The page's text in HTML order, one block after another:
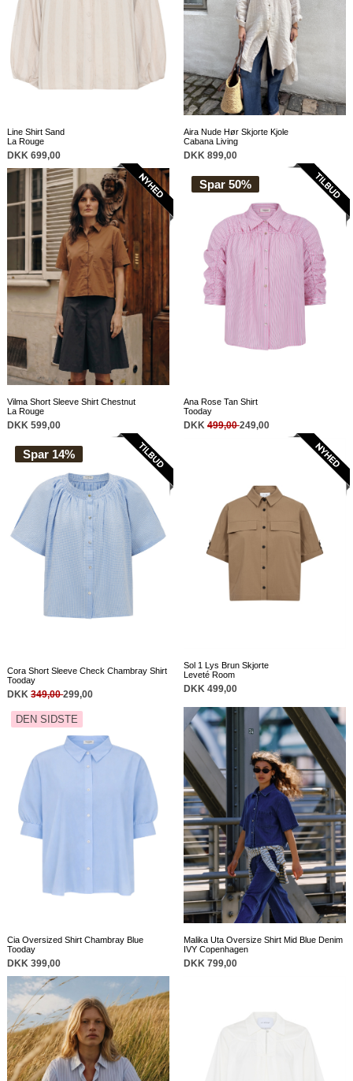
Line Shirt Sand
La Rouge
DKK 699,00
Aira Nude Hør Skjorte Kjole
Cabana Living
DKK 899,00
Vilma Short Sleeve Shirt Chestnut
La Rouge
DKK 599,00
Spar 50%
Ana Rose Tan Shirt
Tooday
DKK 499,00249,00
Spar 14%
Cora Short Sleeve Check Chambray Shirt
Tooday
DKK349,00299,00
Sol 1 Lys Brun Skjorte
Leveté Room
DKK 499,00
DEN SIDSTE
Cia Oversized Shirt Chambray Blue
Tooday
DKK 399,00
Malika Uta Oversize Shirt Mid Blue Denim
IVY Copenhagen
DKK 799,00